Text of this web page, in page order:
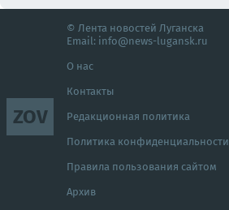
ZOV
© Лента новостей Луганска
Email: info@news-lugansk.ru
О нас
Контакты
Редакционная политика
Политика конфиденциальности
Правила пользования сайтом
Архив